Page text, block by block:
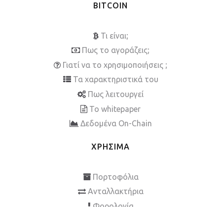
BITCOIN
Τι είναι;
Πως το αγοράζεις;
Γιατί να το χρησιμοποιήσεις ;
Τα χαρακτηριστικά του
Πως λειτουργεί
To whitepaper
Δεδομένα On-Chain
ΧΡΗΣΙΜΑ
Πορτοφόλια
Ανταλλακτήρια